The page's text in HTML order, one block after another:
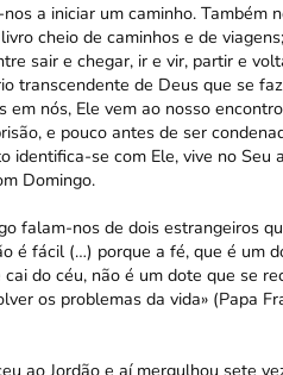
a iniciar um caminho. Também
cheio de caminhos e de
sair e chegar, ir e vir, partir e
transcendente de Deus que se
em nós, Ele vem ao nosso
e pouco antes de ser
identifica-se com Ele, vive no
Domingo.
falam-nos de dois estrangeiros
é fácil (…) porque a fé, que é um
do céu, não é um dote que se
os problemas da vida» (Papa